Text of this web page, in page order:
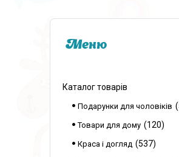
Каталог товарів
Подарунки для чоловіків
Товари для дому 120
Краса і догляд 537